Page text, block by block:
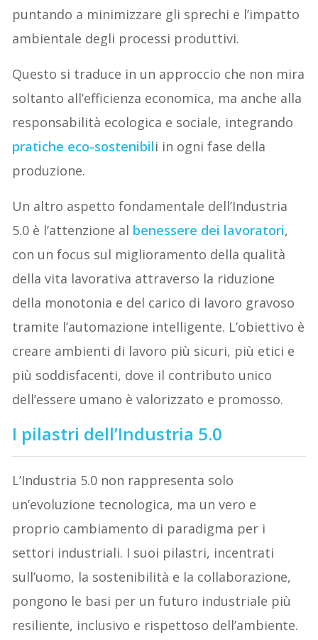
puntando a minimizzare gli sprechi e l’impatto
ambientale degli processi produttivi.
Questo si traduce in un approccio che non mira
soltanto all’efficienza economica, ma anche alla
responsabilità ecologica e sociale, integrando
pratiche eco-sostenibili in ogni fase della
produzione.
Un altro aspetto fondamentale dell’Industria
5.0 è l’attenzione al benessere dei lavoratori,
con un focus sul miglioramento della qualità
della vita lavorativa attraverso la riduzione
della monotonia e del carico di lavoro gravoso
tramite l’automazione intelligente. L’obiettivo è
creare ambienti di lavoro più sicuri, più etici e
più soddisfacenti, dove il contributo unico
dell’essere umano è valorizzato e promosso.
I pilastri dell’Industria 5.0
L’Industria 5.0 non rappresenta solo
un’evoluzione tecnologica, ma un vero e
proprio cambiamento di paradigma per i
settori industriali. I suoi pilastri, incentrati
sull’uomo, la sostenibilità e la collaborazione,
pongono le basi per un futuro industriale più
resiliente, inclusivo e rispettoso dell’ambiente.